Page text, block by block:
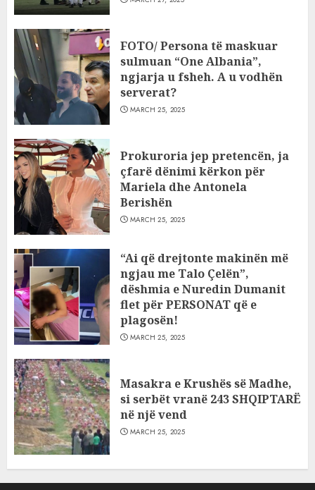
FOTO/ Persona të maskuar
sulmuan “One Albania”,
ngjarja u fsheh. A u vodhën
serverat?
MARCH 25, 2025
Prokuroria jep pretencën, ja
çfarë dënimi kërkon për
Mariela dhe Antonela
Berishën
MARCH 25, 2025
“Ai që drejtonte makinën më
ngjau me Talo Çelën”,
dëshmia e Nuredin Dumanit
flet për PERSONAT që e
plagosën!
MARCH 25, 2025
Masakra e Krushës së Madhe,
si serbët vranë 243 SHQIPTARË
në një vend
MARCH 25, 2025